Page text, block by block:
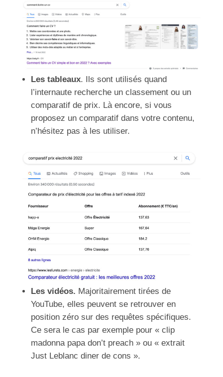
Les tableaux. Ils sont utilisés quand
l’internaute recherche un classement ou un
comparatif de prix. Là encore, si vous
proposez un comparatif dans votre contenu,
n’hésitez pas à les utiliser.
Les vidéos. Majoritairement tirées de
YouTube, elles peuvent se retrouver en
position zéro sur des requêtes spécifiques.
Ce sera le cas par exemple pour « clip
madonna papa don’t preach » ou « extrait
Just Leblanc diner de cons ».